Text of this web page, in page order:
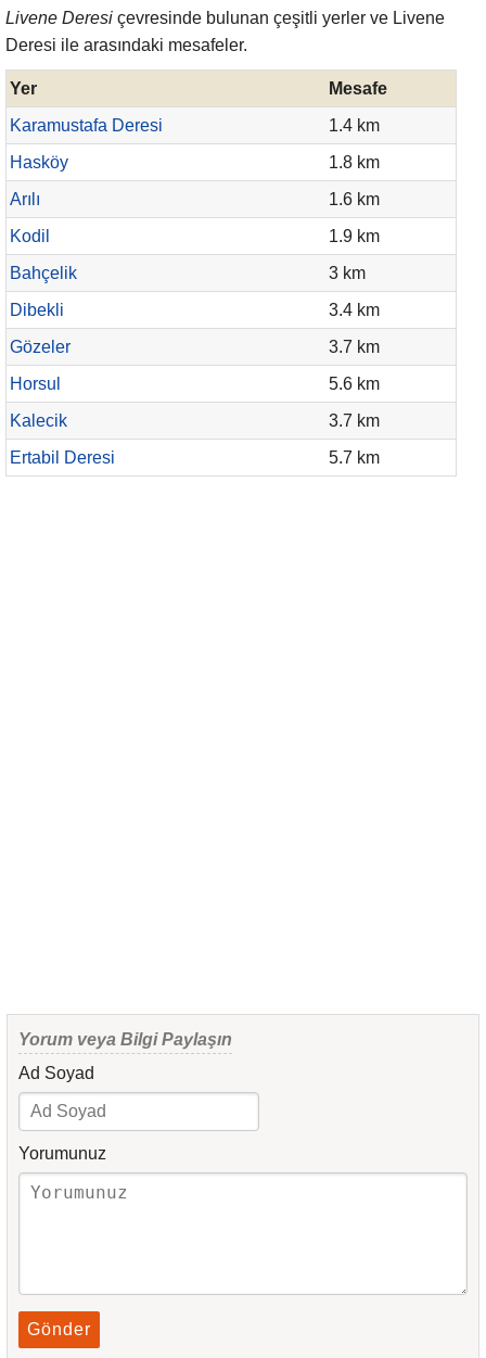
Livene Deresi çevresinde bulunan çeşitli yerler ve Livene
Deresi ile arasındaki mesafeler.
Yer
Mesafe
Karamustafa Deresi
1.4 km
Hasköy
1.8 km
Arılı
1.6 km
Kodil
1.9 km
Bahçelik
3 km
Dibekli
3.4 km
Gözeler
3.7 km
Horsul
5.6 km
Kalecik
3.7 km
Ertabil Deresi
5.7 km
Yorum veya Bilgi Paylaşın
Ad Soyad
Yorumunuz
Gönder